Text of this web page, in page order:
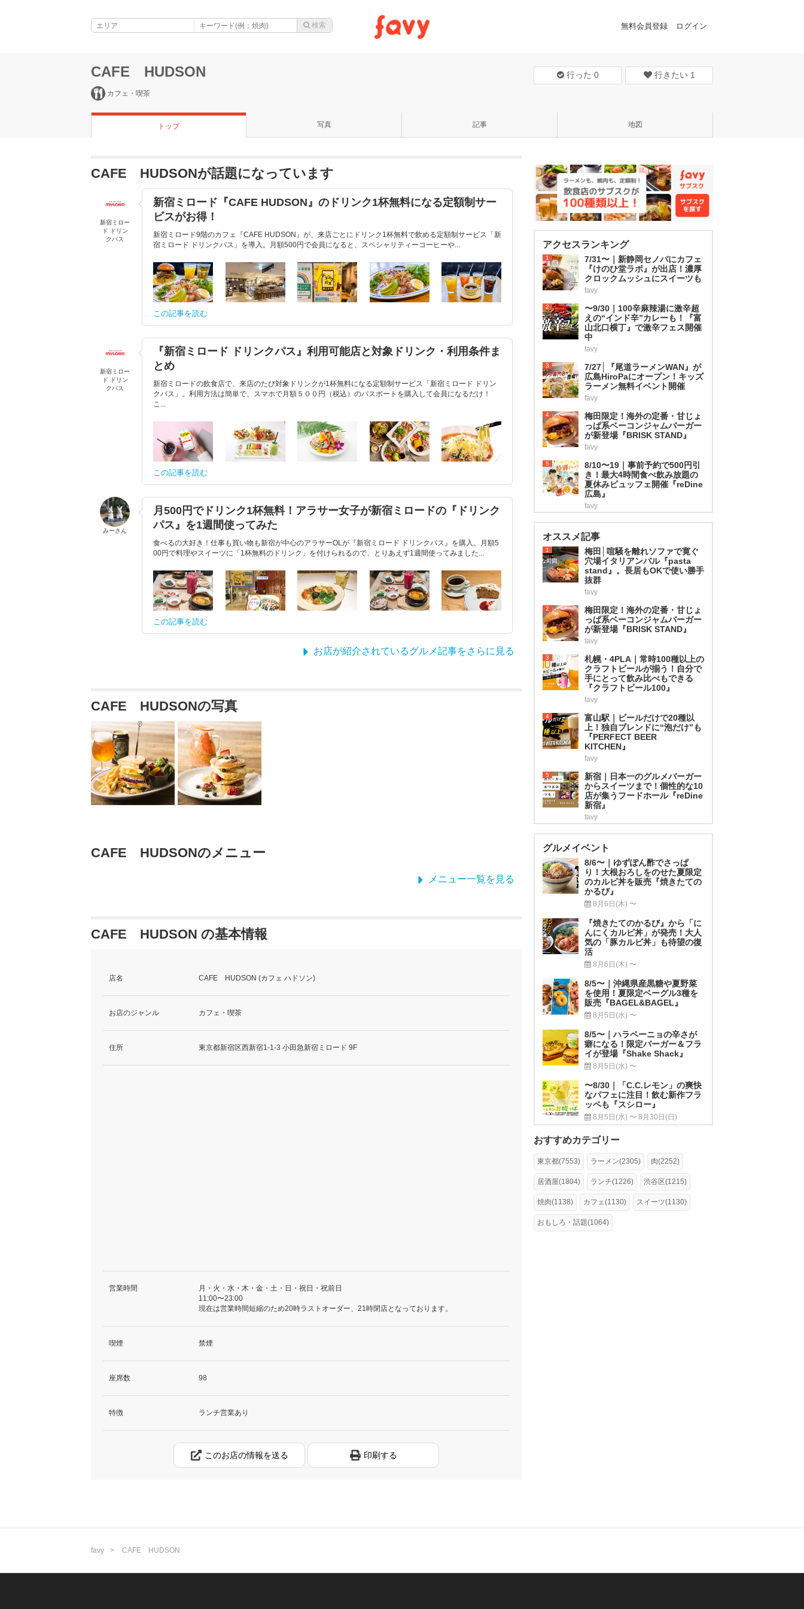
無料会員登録 ログイン
CAFE HUDSON
カフェ・喫茶
行った 0 行きたい 1
トップ 写真 記事 地図
CAFE HUDSONが話題になっています
新宿ミロー
ド ドリン
クパス
新宿ミロード『CAFE HUDSON』のドリンク1杯無料になる定額制サー
ビスがお得！
新宿ミロード9階のカフェ『CAFE HUDSON』が、来店ごとにドリンク1杯無料で飲める定額制サービス「新
宿ミロード ドリンクパス」を導入。月額500円で会員になると、スペシャリティーコーヒーや...
この記事を読む
新宿ミロー
ド ドリン
クパス
『新宿ミロード ドリンクパス』利用可能店と対象ドリンク・利用条件ま
とめ
新宿ミロードの飲食店で、来店のたび対象ドリンクが1杯無料になる定額制サービス「新宿ミロード ドリン
クパス」。利用方法は簡単で、スマホで月額５００円（税込）のパスポートを購入して会員になるだけ！
こ...
この記事を読む
みーさん
月500円でドリンク1杯無料！アラサー女子が新宿ミロードの『ドリンク
パス』を1週間使ってみた
食べるの大好き！仕事も買い物も新宿が中心のアラサーOLが『新宿ミロード ドリンクパス』を購入。月額5
00円で料理やスイーツに「1杯無料のドリンク」を付けられるので、とりあえず1週間使ってみました...
この記事を読む
お店が紹介されているグルメ記事をさらに見る
CAFE HUDSONの写真
CAFE HUDSONのメニュー
メニュー一覧を見る
CAFE HUDSON の基本情報
店名 CAFE HUDSON (カフェ ハドソン)
お店のジャンル カフェ・喫茶
住所 東京都新宿区西新宿1-1-3 小田急新宿ミロード 9F
営業時間
月・火・水・木・金・土・日・祝日・祝前日
11:00〜23:00
現在は営業時間短縮のため20時ラストオーダー、21時閉店となっております。
喫煙 禁煙
座席数 98
特徴 ランチ営業あり
このお店の情報を送る 印刷する
アクセスランキング
1
7/31〜｜新静岡セノバにカフェ
『けのひ堂ラボ』が出店！濃厚
クロックムッシュにスイーツも
favy
2
〜9/30｜100辛麻辣湯に激辛超
えの“インド辛”カレーも！『富
山北口横丁』で激辛フェス開催
中
favy
3
7/27│『尾道ラーメンWAN』が
広島HiroPaにオープン！キッズ
ラーメン無料イベント開催
favy
4
梅田限定！海外の定番・甘じょ
っぱ系ベーコンジャムバーガー
が新登場『BRISK STAND』
favy
5
8/10〜19｜事前予約で500円引
き！最大4時間食べ飲み放題の
夏休みビュッフェ開催『reDine
広島』
favy
オススメ記事
1
梅田│喧騒を離れソファで寛ぐ
穴場イタリアンバル『pasta
stand』。長居もOKで使い勝手
抜群
favy
2
梅田限定！海外の定番・甘じょ
っぱ系ベーコンジャムバーガー
が新登場『BRISK STAND』
favy
3
札幌・4PLA｜常時100種以上の
クラフトビールが揃う！自分で
手にとって飲み比べもできる
『クラフトビール100』
favy
4
富山駅｜ビールだけで20種以
上！独自ブレンドに“泡だけ”も
『PERFECT BEER
KITCHEN』
favy
5
新宿｜日本一のグルメバーガー
からスイーツまで！個性的な10
店が集うフードホール『reDine
新宿』
favy
グルメイベント
8/6〜｜ゆずぽん酢でさっぱ
り！大根おろしをのせた夏限定
のカルビ丼を販売『焼きたての
かるび』
8月6日(木) 〜
『焼きたてのかるび』から「に
んにくカルビ丼」が発売！大人
気の「豚カルビ丼」も待望の復
活
8月6日(木) 〜
8/5〜｜沖縄県産黒糖や夏野菜
を使用！夏限定ベーグル3種を
販売『BAGEL&BAGEL』
8月5日(水) 〜
8/5〜｜ハラペーニョの辛さが
癖になる！限定バーガー＆フラ
イが登場『Shake Shack』
8月5日(水) 〜
〜8/30｜「C.C.レモン」の爽快
なパフェに注目！飲む新作フラ
ッペも『スシロー』
8月5日(水) 〜 8月30日(日)
おすすめカテゴリー
東京都(7553) ラーメン(2305) 肉(2252)
居酒屋(1804) ランチ(1226) 渋谷区(1215)
焼肉(1138) カフェ(1130) スイーツ(1130)
おもしろ・話題(1064)
favy CAFE HUDSON